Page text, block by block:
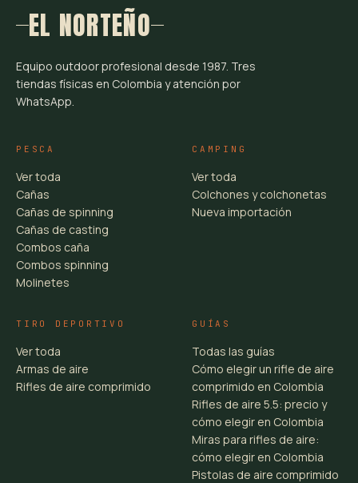
EL NORTEÑO
Equipo outdoor profesional desde 1987. Tres
tiendas físicas en Colombia y atención por
WhatsApp.
PESCA
Ver toda
Cañas
Cañas de spinning
Cañas de casting
Combos caña
Combos spinning
Molinetes
CAMPING
Ver toda
Colchones y colchonetas
Nueva importación
TIRO DEPORTIVO
Ver toda
Armas de aire
Rifles de aire comprimido
GUÍAS
Todas las guías
Cómo elegir un rifle de aire
comprimido en Colombia
Rifles de aire 5.5: precio y
cómo elegir en Colombia
Miras para rifles de aire:
cómo elegir en Colombia
Pistolas de aire comprimido